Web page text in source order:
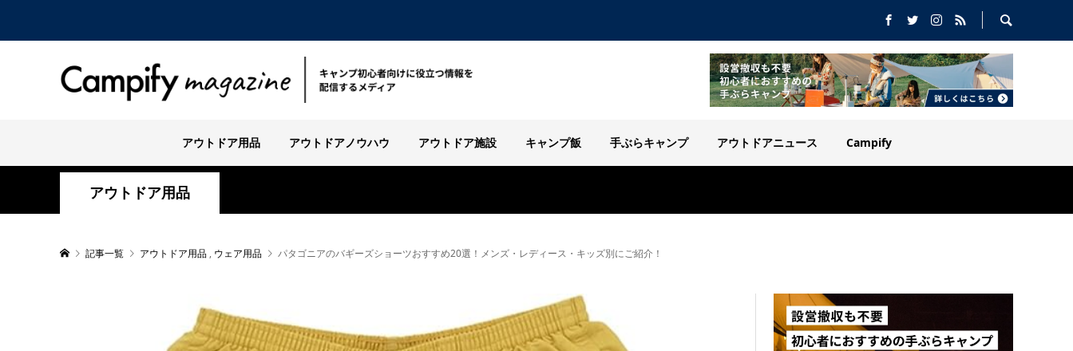
アウトドア用品 アウトドアノウハウ アウトドア施設 キャンプ飯 手ぶらキャンプ アウトドアニュース Campify
アウトドア用品
記事一覧 アウトドア用品 , ウェア用品 パタゴニアのバギーズショーツおすすめ20選！メンズ・レディース・キッズ別にご紹介！